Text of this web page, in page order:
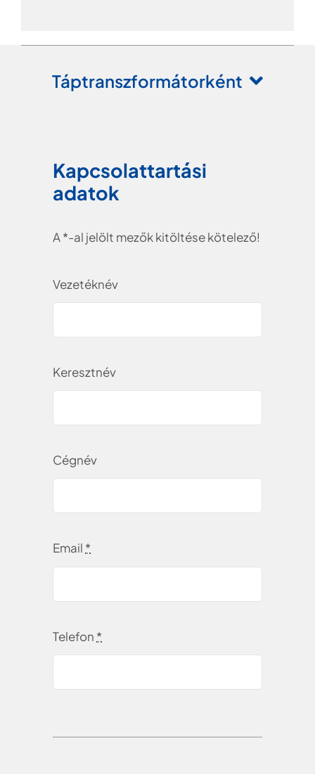
Táptranszformátorként
Kapcsolattartási
adatok
A *-al jelölt mezők kitöltése kötelező!
Vezetéknév
Keresztnév
Cégnév
Email *
Telefon *